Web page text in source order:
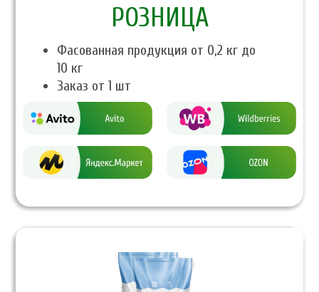
PОЗНИЦА
Фасованная продукция от 0,2 кг до
10 кг
Заказ от 1 шт